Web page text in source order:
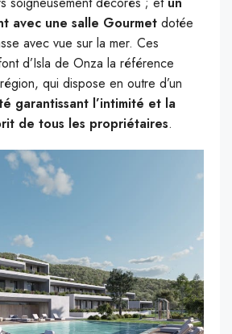
avec une salle Gourmet dotée
avec vue sur la mer. Ces
d’Isla de Onza la référence
qui dispose en outre d’un
garantissant l’intimité et la
de tous les propriétaires.